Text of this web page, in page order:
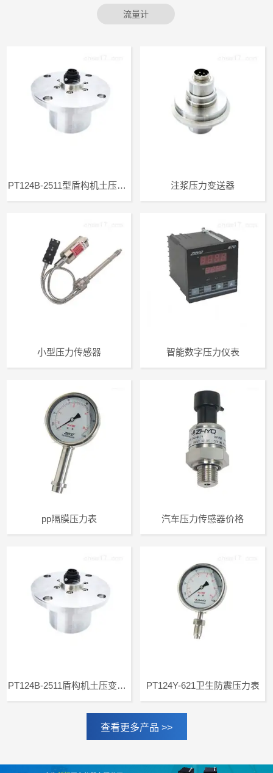
流量计
PT124B-2511型盾构机土压变送器 注浆压力变送器
小型压力传感器 智能数字压力仪表
pp隔膜压力表 汽车压力传感器价格
PT124B-2511盾构机土压变送器 PT124Y-621卫生防震压力表
查看更多产品 >>